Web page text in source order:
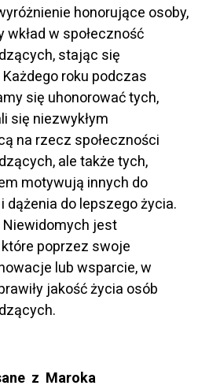
honorujące osoby,
w społeczność
stając się
roku podczas
się uhonorować tych,
się niezwykłym
na rzecz społeczności
ale także tych,
motywują innych do
dążenia do lepszego życia.
Niewidomych jest
poprzez swoje
lub wsparcie, w
jakość życia osób
z Maroka